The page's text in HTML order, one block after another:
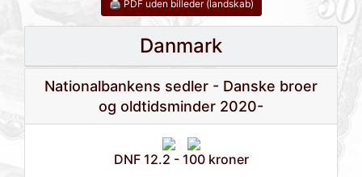
🖨 PDF uden billeder (landskab)
Danmark
Nationalbankens sedler - Danske broer
og oldtidsminder 2020-
DNF 12.2 - 100 kroner